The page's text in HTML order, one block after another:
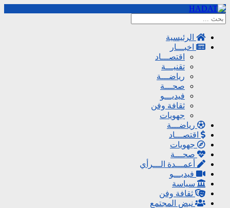
الرئيسية
اخبـــار
اقتصـــاد
تقنيـــة
رياضـــة
صحـــة
فيديـــو
ثقافة وفن
جهويات
رياضـــة
اقتصـــاد
جهويات
صحـــة
أعمـــدة الـــرأي
فيديـــو
سياسة
ثقافة وفن
نبض المجتمع